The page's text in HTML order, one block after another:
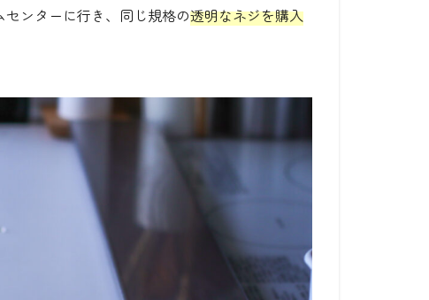
ンターに行き、同じ規格の透明なネジを購入